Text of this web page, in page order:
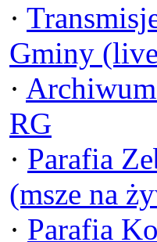
·
Gminy
·
RG
· Parafia
(msze na
· Parafia